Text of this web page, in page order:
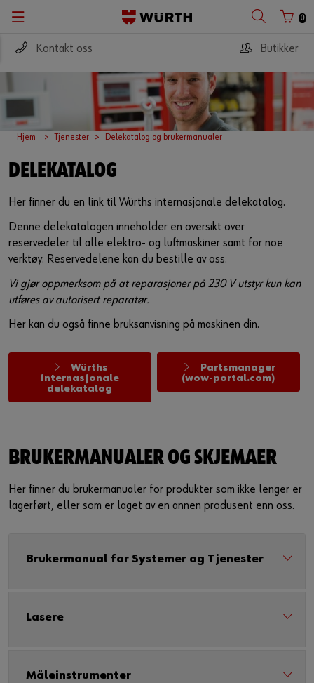
0
Kontakt oss Butikker
Hjem Tjenester Delekatalog og brukermanualer
DELEKATALOG
Her finner du en link til Würths internasjonale delekatalog.
Denne delekatalogen inneholder en oversikt over
reservedeler til alle elektro- og luftmaskiner samt for noe
verktøy. Reservedelene kan du bestille av oss.
Vi gjør oppmerksom på at reparasjoner på 230 V utstyr kun kan
utføres av autorisert reparatør.
Her kan du også finne bruksanvisning på maskinen din.
Würths
internasjonale
delekatalog
Partsmanager
(wow-portal.com)
BRUKERMANUALER OG SKJEMAER
Her finner du brukermanualer for produkter som ikke lenger er
lagerført, eller som er laget av en annen produsent enn oss.
Brukermanual for Systemer og Tjenester
Lasere
Måleinstrumenter